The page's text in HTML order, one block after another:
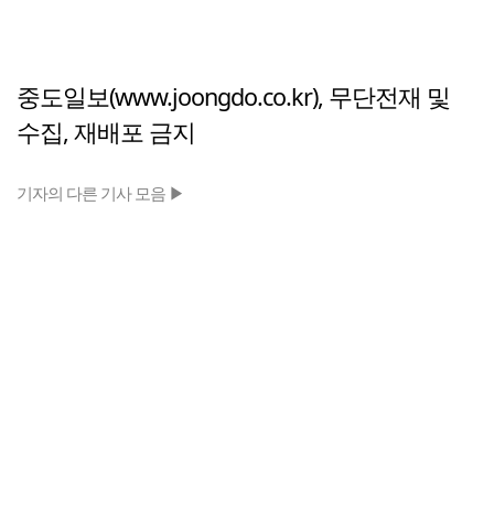
중도일보(www.joongdo.co.kr), 무단전재 및
수집, 재배포 금지
기자의 다른 기사 모음 ▶